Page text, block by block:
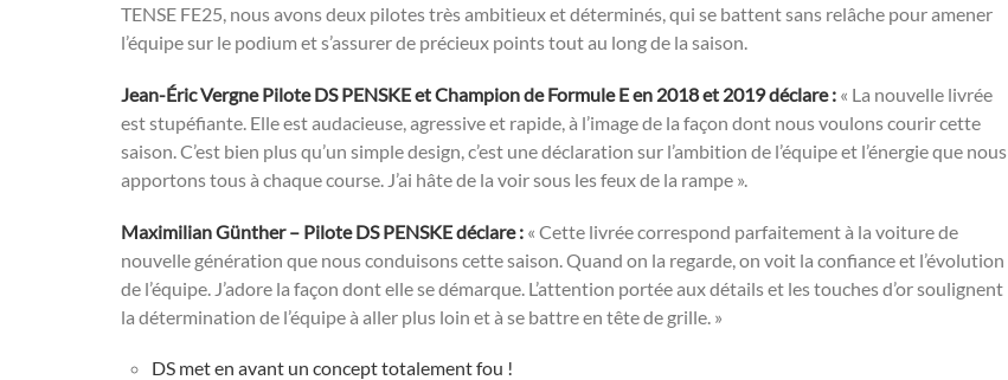
TENSE FE25, nous avons deux pilotes très ambitieux et déterminés, qui se battent sans relâche pour amener
l’équipe sur le podium et s’assurer de précieux points tout au long de la saison.
Jean-Éric Vergne Pilote DS PENSKE et Champion de Formule E en 2018 et 2019 déclare : « La nouvelle livrée
est stupéfiante. Elle est audacieuse, agressive et rapide, à l’image de la façon dont nous voulons courir cette
saison. C’est bien plus qu’un simple design, c’est une déclaration sur l’ambition de l’équipe et l’énergie que nous
apportons tous à chaque course. J’ai hâte de la voir sous les feux de la rampe ».
Maximilian Günther – Pilote DS PENSKE déclare : « Cette livrée correspond parfaitement à la voiture de
nouvelle génération que nous conduisons cette saison. Quand on la regarde, on voit la confiance et l’évolution
de l’équipe. J’adore la façon dont elle se démarque. L’attention portée aux détails et les touches d’or soulignent
la détermination de l’équipe à aller plus loin et à se battre en tête de grille. »
DS met en avant un concept totalement fou !